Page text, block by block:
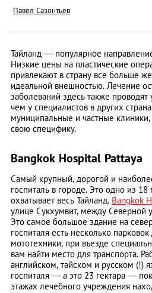
Павел Сазонтьев
Тайланд — популярное
Низкие цены на пластические
привлекают в страну все больше
идеальной внешностью. Лечение
заболеваний здесь также
чем у специалистов в других
муниципальные и частные
свою специфику.
Bangkok Hospital Pattaya
Самый крупный, дорогой и
госпиталь в городе. Это одно из
охватывает весь Тайланд. Bangkok
улице Сукхумвит, между Северной
Это самое большое здание на
госпиталя есть несколько
мототехники, при въезде
вам найти место для транспорта.
английском, тайском и русском (!)
госпиталя — а это 23 гектара —
этажах лечебного учреждения